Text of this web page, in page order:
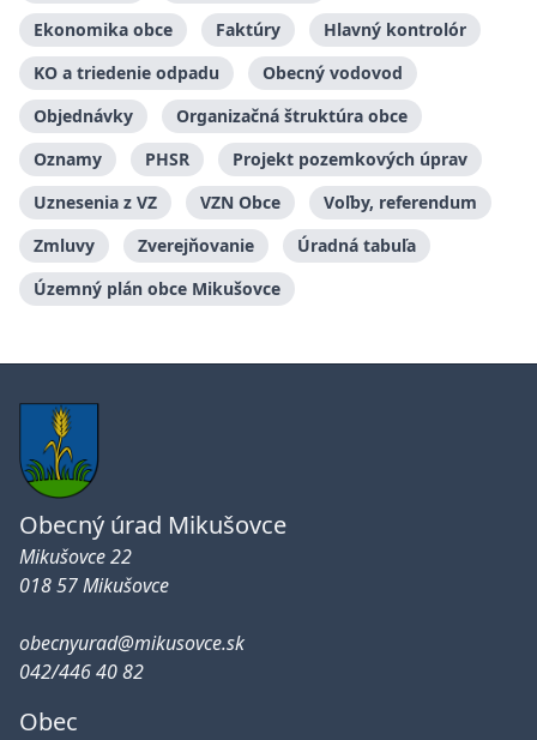
Ekonomika obce
Faktúry
Hlavný kontrolór
KO a triedenie odpadu
Obecný vodovod
Objednávky
Organizačná štruktúra obce
Oznamy
PHSR
Projekt pozemkových úprav
Uznesenia z VZ
VZN Obce
Voľby, referendum
Zmluvy
Zverejňovanie
Úradná tabuľa
Územný plán obce Mikušovce
Obecný úrad Mikušovce
Mikušovce 22
018 57 Mikušovce
obecnyurad@mikusovce.sk
042/446 40 82
Obec